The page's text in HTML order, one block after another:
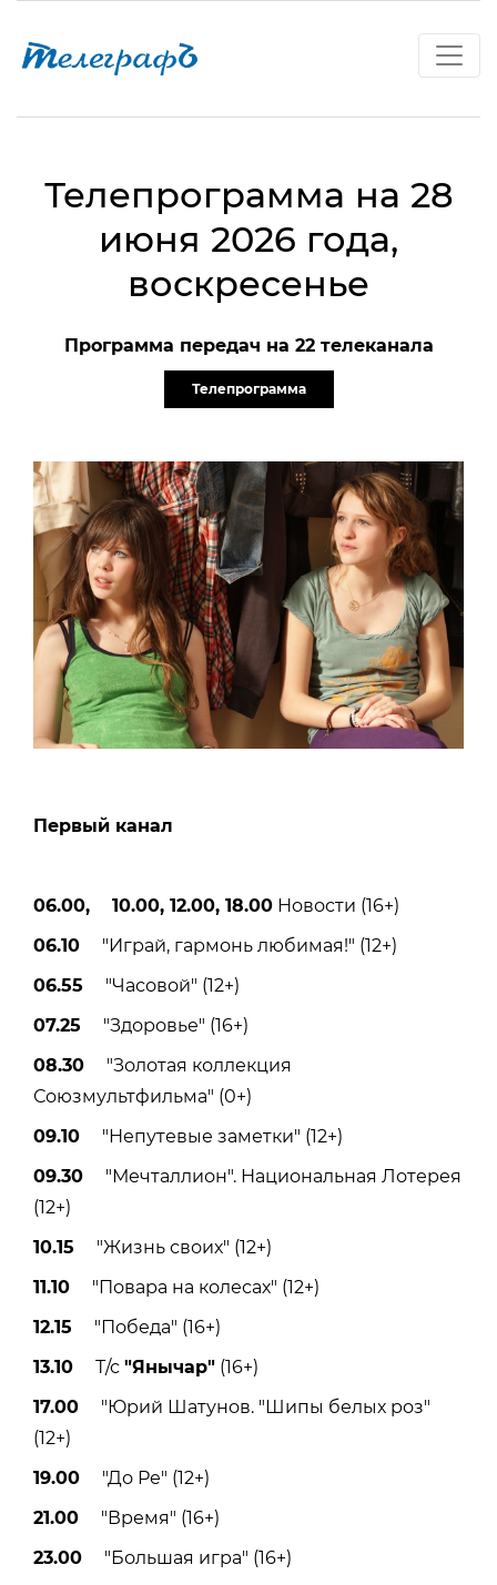
Телепрограмма на 28
июня 2026 года,
воскресенье
Программа передач на 22 телеканала
Телепрограмма
Первый канал
06.00, 10.00, 12.00, 18.00 Новости (16+)
06.10 "Играй, гармонь любимая!" (12+)
06.55 "Часовой" (12+)
07.25 "Здоровье" (16+)
08.30 "Золотая коллекция
Союзмультфильма" (0+)
09.10 "Непутевые заметки" (12+)
09.30 "Мечталлион". Национальная Лотерея
(12+)
10.15 "Жизнь своих" (12+)
11.10 "Повара на колесах" (12+)
12.15 "Победа" (16+)
13.10 Т/с "Янычар" (16+)
17.00 "Юрий Шатунов. "Шипы белых роз"
(12+)
19.00 "До Ре" (12+)
21.00 "Время" (16+)
23.00 "Большая игра" (16+)